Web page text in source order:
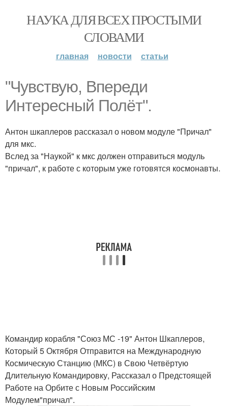
НАУКА ДЛЯ ВСЕХ ПРОСТЫМИ
СЛОВАМИ
главная новости статьи
"Чувствую, Впереди
Интересный Полёт".
Антон шкаплеров рассказал о новом модуле "Причал"
для мкс.
Вслед за "Наукой" к мкс должен отправиться модуль
"причал", к работе с которым уже готовятся космонавты.
Командир корабля "Союз МС -19" Антон Шкаплеров,
Который 5 Октября Отправится на Международную
Космическую Станцию (МКС) в Свою Четвёртую
Длительную Командировку, Рассказал о Предстоящей
Работе на Орбите с Новым Российским
Модулем"причал".